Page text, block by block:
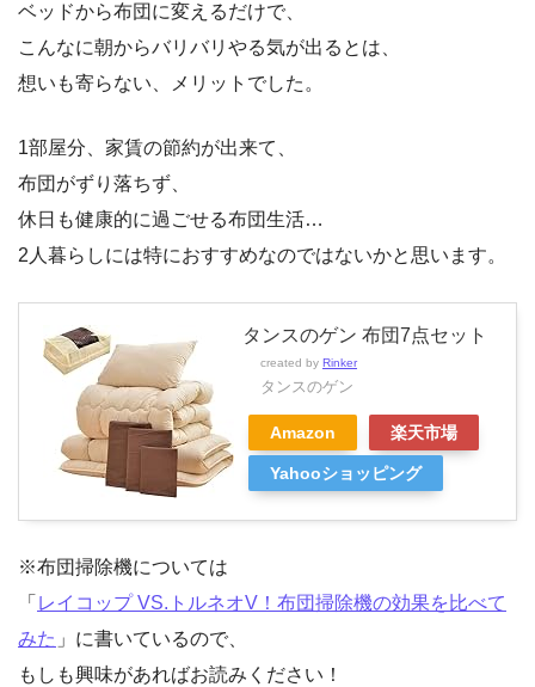
ベッドから布団に変えるだけで、
こんなに朝からバリバリやる気が出るとは、
想いも寄らない、メリットでした。
1部屋分、家賃の節約が出来て、
布団がずり落ちず、
休日も健康的に過ごせる布団生活…
2人暮らしには特におすすめなのではないかと思います。
タンスのゲン 布団7点セット
created by Rinker
タンスのゲン
Amazon 楽天市場
Yahooショッピング
※布団掃除機については
「 レイコップ VS.トルネオV！布団掃除機の効果を比べて
みた 」に書いているので、
もしも興味があればお読みください！